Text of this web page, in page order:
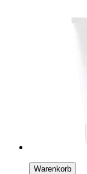
Warenkorb